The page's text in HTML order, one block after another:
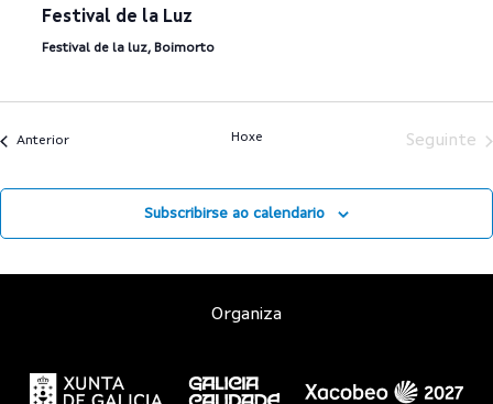
Festival de la Luz
Festival de la luz, Boimorto
Anterior Hoxe Seguinte
Subscribirse ao calendario
Organiza